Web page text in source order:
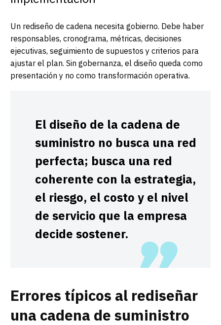
Un rediseño de cadena necesita gobierno. Debe haber
responsables, cronograma, métricas, decisiones
ejecutivas, seguimiento de supuestos y criterios para
ajustar el plan. Sin gobernanza, el diseño queda como
presentación y no como transformación operativa.
El diseño de la cadena de
suministro no busca una red
perfecta; busca una red
coherente con la estrategia,
el riesgo, el costo y el nivel
de servicio que la empresa
decide sostener.
Errores típicos al rediseñar
una cadena de suministro